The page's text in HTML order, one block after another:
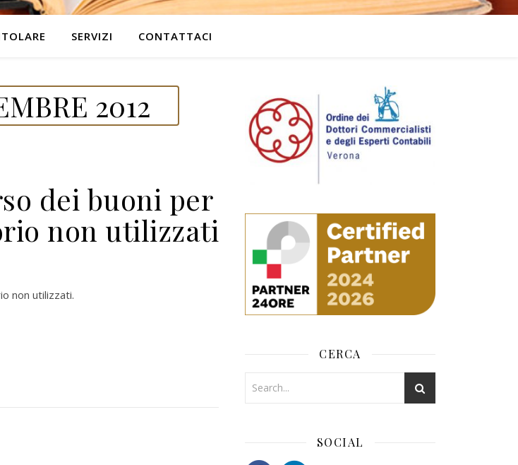
SERVIZI CONTATTACI
2012
dei buoni per
non utilizzati
non utilizzati.
CERCA
SOCIAL